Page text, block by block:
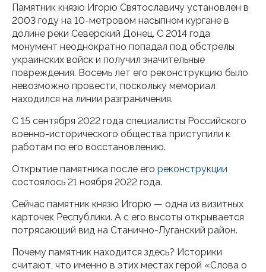
Памятник князю Игорю Святославичу установлен в
2003 году на 10-метровом насыпном кургане в
долине реки Северский Донец. С 2014 года
монумент неоднократно попадал под обстрелы
украинских войск и получил значительные
повреждения. Восемь лет его реконструкцию было
невозможно провести, поскольку мемориал
находился на линии разграничения.
С 15 сентября 2022 года специалисты Российского
военно-исторического общества приступили к
работам по его восстановлению.
Открытие памятника после его реконструкции
состоялось 21 ноября 2022 года.
Сейчас памятник князю Игорю — одна из визитных
карточек Республики. А с его высоты открывается
потрясающий вид на Станично-Луганский район.
Почему памятник находится здесь? Историки
считают, что именно в этих местах герой «Слова о